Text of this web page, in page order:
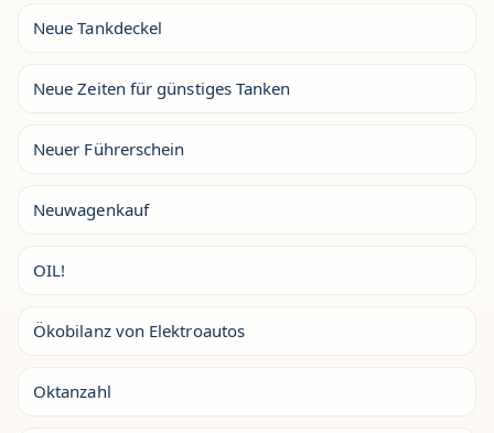
Neue Tankdeckel
Neue Zeiten für günstiges Tanken
Neuer Führerschein
Neuwagenkauf
OIL!
Ökobilanz von Elektroautos
Oktanzahl